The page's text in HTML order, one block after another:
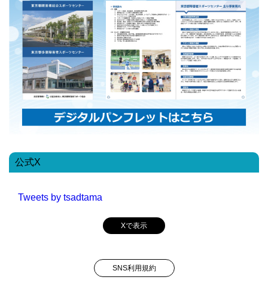
公式X
Tweets by tsadtama
Xで表示
SNS利用規約